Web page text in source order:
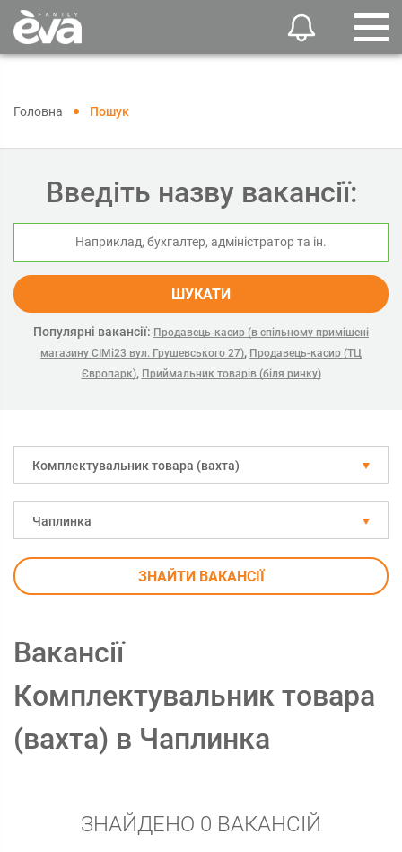
Головна Пошук
Введіть назву вакансії:
ШУКАТИ
Популярні вакансії: Продавець-касир (в спільному примішені
магазину СІМі23 вул. Грушевського 27), Продавець-касир (ТЦ
Європарк), Приймальник товарів (біля ринку)
Комплектувальник товара (вахта)
Чаплинка
ЗНАЙТИ ВАКАНСІЇ
Вакансії
Комплектувальник товара
(вахта) в Чаплинка
ЗНАЙДЕНО 0 ВАКАНСІЙ